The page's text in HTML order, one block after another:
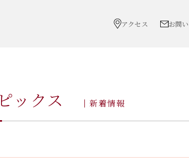
アクセス お問
ックス 新着情報